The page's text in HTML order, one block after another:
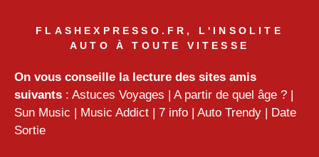
FLASHEXPRESSO.FR, L'INSOLITE
AUTO À TOUTE VITESSE
On vous conseille la lecture des sites amis
suivants : Astuces Voyages | A partir de quel âge ? |
Sun Music | Music Addict | 7 info | Auto Trendy | Date
Sortie